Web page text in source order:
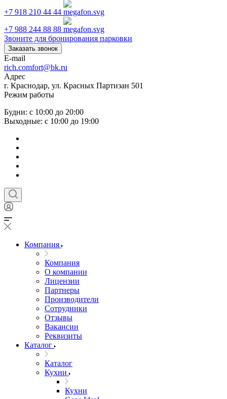
+7 918 210 44 44
+7 988 244 88 88
Звоните для бронирования парковки
Заказать звонок
E-mail
rich.comfort@bk.ru
Адрес
г. Краснодар, ул. Красных Партизан 501
Режим работы
Будни: с 10:00 до 20:00
Выходные: с 10:00 до 19:00
Компания
Компания
О компании
Лицензии
Партнеры
Производители
Сотрудники
Отзывы
Вакансии
Реквизиты
Каталог
Каталог
Кухни
Кухни